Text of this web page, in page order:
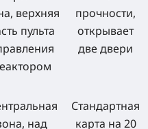
верхняя
пульта
прочности,
открывает
две двери
над
Стандартная
карта на 20